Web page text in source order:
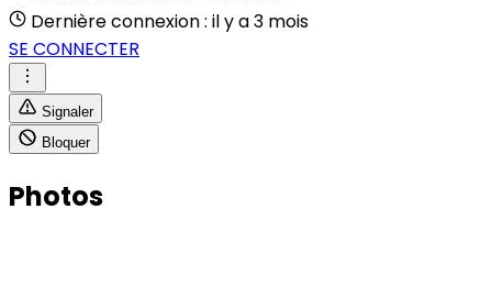
Dernière connexion : il y a 3 mois
SE CONNECTER
Signaler
Bloquer
Photos